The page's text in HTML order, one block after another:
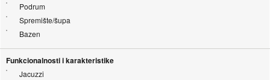
Podrum
Spremište/šupa
Bazen
Funkcionalnosti i karakteristike
Jacuzzi